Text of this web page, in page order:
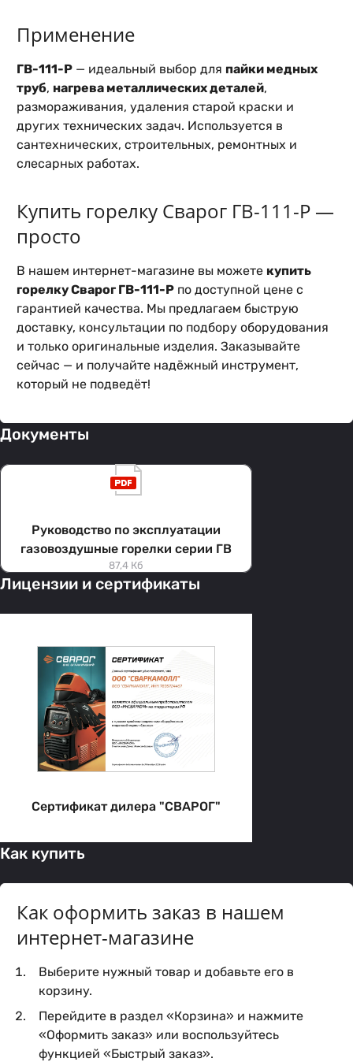
Применение
ГВ-111-Р — идеальный выбор для пайки медных
труб, нагрева металлических деталей,
размораживания, удаления старой краски и
других технических задач. Используется в
сантехнических, строительных, ремонтных и
слесарных работах.
Купить горелку Сварог ГВ-111-Р —
просто
В нашем интернет-магазине вы можете купить
горелку Сварог ГВ-111-Р по доступной цене с
гарантией качества. Мы предлагаем быструю
доставку, консультации по подбору оборудования
и только оригинальные изделия. Заказывайте
сейчас — и получайте надёжный инструмент,
который не подведёт!
Документы
Руководство по эксплуатации
газовоздушные горелки серии ГВ
87,4 Кб
Лицензии и сертификаты
Сертификат дилера "СВАРОГ"
Как купить
Как оформить заказ в нашем
интернет-магазине
Выберите нужный товар и добавьте его в
корзину.
Перейдите в раздел «Корзина» и нажмите
«Оформить заказ» или воспользуйтесь
функцией «Быстрый заказ».